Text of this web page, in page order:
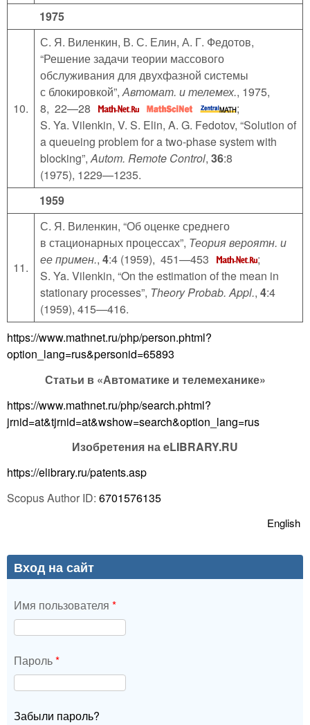
1975
10.
С. Я. Виленкин, В. С. Елин, А. Г. Федотов,
“Решение задачи теории массового
обслуживания для двухфазной системы
с блокировкой”,Автомат. и телемех., 1975,
8, 22—28
;
S. Ya. Vilenkin, V. S. Elin, A. G. Fedotov, “Solution of
a queueing problem for a two-phase system with
blocking”,Autom. Remote Control, 36:8
(1975), 1229—1235.
1959
11.
С. Я. Виленкин, “Об оценке среднего
в стационарных процессах”, Теория вероятн. и
ее примен., 4:4 (1959), 451—453
;
S. Ya. Vilenkin, “On the estimation of the mean in
stationary processes”, Theory Probab. Appl., 4:4
(1959), 415—416.
https://www.mathnet.ru/php/person.phtml?
option_lang=rus&personid=65893
Статьи в «Автоматике и телемеханике»
https://www.mathnet.ru/php/search.phtml?
jrnid=at&tjrnid=at&wshow=search&option_lang=rus
Изобретения на eLIBRARY.RU
https://elibrary.ru/patents.asp
Scopus Author ID: 6701576135
English
Вход на сайт
Имя пользователя *
Пароль*
Забыли пароль?